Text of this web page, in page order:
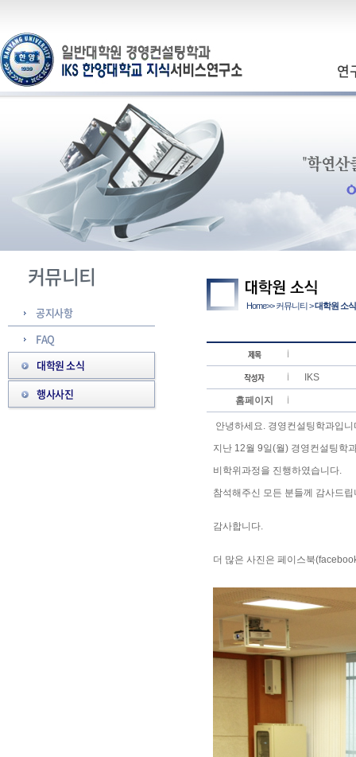
연
커뮤니티
공지사항
FAQ
대학원 소식
행사사진
Home>> 커뮤니티 >대학원 소식
IKS
홈페이지
안녕하세요. 경영컨설팅학과입니
지난 12월 9일(월) 경영컨설팅학
비학위과정을 진행하였습니다.
참석해주신 모든 분들께 감사드립
감사합니다.
더 많은 사진은 페이스북